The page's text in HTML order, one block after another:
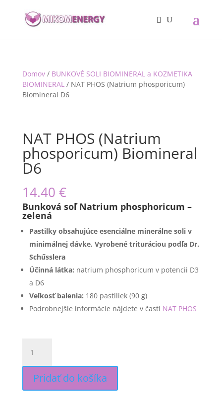
Domov/ BUNKOVÉ SOLI BIOMINERAL a KOZMETIKA
BIOMINERAL/ NAT PHOS (Natrium phosporicum)
Biomineral D6
NAT PHOS (Natrium
phosporicum) Biomineral
D6
14.40 €
Bunková soľ Natrium phosphoricum –
zelená
Pastilky obsahujúce esenciálne minerálne soli v
minimálnej dávke. Vyrobené trituráciou podľa Dr.
Schűsslera
Účinná látka: ​ natrium phosphoricum v potencii D3
a D6
Veľkosť balenia: ​ 180 pastiliek (90 g)
Podrobnejšie informácie nájdete v časti NAT PHOS
NAT
PHOS
(Natrium
phosporicum)
Pridať do košíka